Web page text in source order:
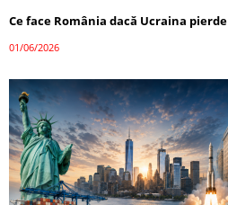
Ce face România dacă Ucraina
01/06/2026